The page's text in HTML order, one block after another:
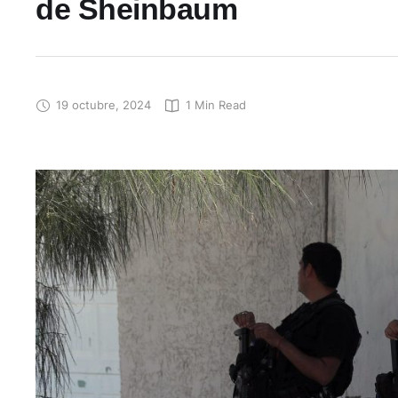
de Sheinbaum
19 octubre, 2024 1 Min Read